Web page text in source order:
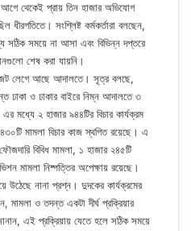
থেকেই প্রায় তিন হাজার অভিযোগ
সংশ্লিষ্ট কর্মকর্তারা বলছেন,
সময়ে না আসা এবং বিভিন্ন দপ্তরে
শেষ করা যায়নি।
লেগে আছে আদালতে। সূত্র বলছে,
ঢাকা ও ঢাকার বাইরে নিম্ন আদালতে ৩
মধ্যে ২ হাজার ৯৪৪টির বিচার কার্যক্রম
মামলা বিচার কাজ স্থগিত রয়েছে। এ
বিবিধ মামলা, ১ হাজার ২৪৫টি
মামলা নিষ্পত্তির অপেক্ষায় রয়েছে।
নানা প্রশ্ন। দুদকের কার্যক্রমের
মামলা ও তদন্ত একটা দীর্ঘ প্রক্রিয়ার
এই প্রক্রিয়ায় যেতে হলে সঠিক সময়ে